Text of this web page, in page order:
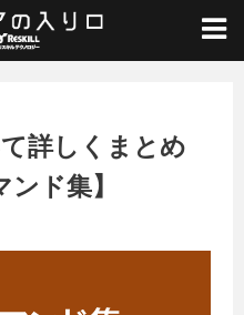
ンド/
た 【Linuxコマンド集】
詳しくまとめ
ド集】